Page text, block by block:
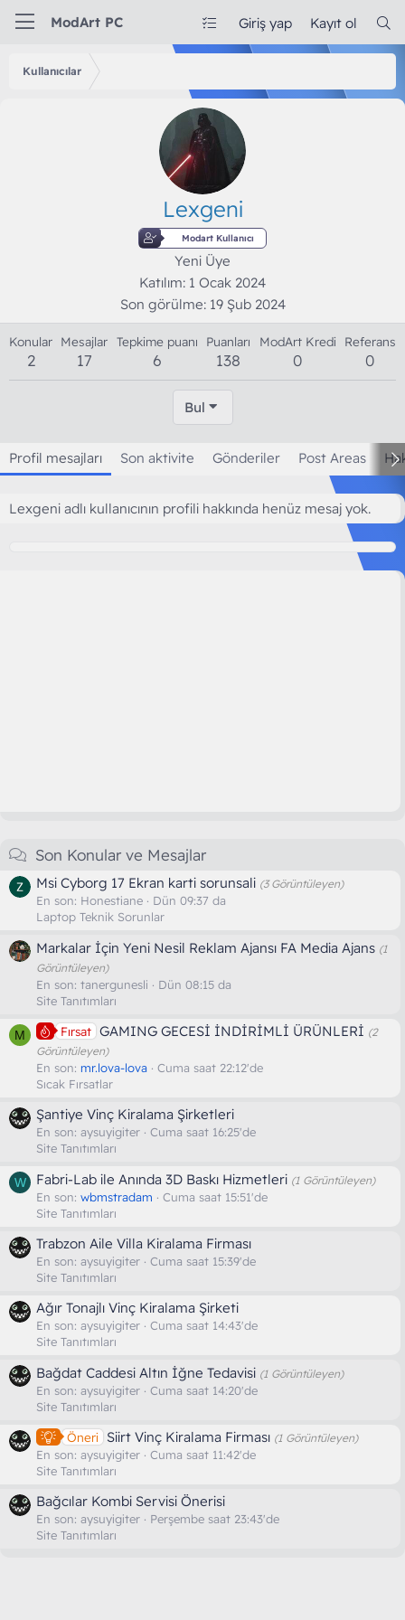
ModArt PC Giriş yap Kayıt ol
Kullanıcılar
Lexgeni
Modart Kullanıcı
Yeni Üye
Katılım 1 Ocak 2024
Son görülme 19 Şub 2024
Konular
2
Mesajlar
17
Tepkime puanı
6
Puanları
138
ModArt Kredi
0
Referans
0
Bul
Profil mesajları Son aktivite Gönderiler Post Areas
Lexgeni adlı kullanıcının profili hakkında henüz mesaj yok.
Son Konular ve Mesajlar
Msi Cyborg 17 Ekran karti sorunsali (3 Görüntüleyen)
En son: Honestiane
Dün 09:37 da
Laptop Teknik Sorunlar
Markalar İçin Yeni Nesil Reklam Ajansı FA Media Ajans (1
Görüntüleyen)
En son: tanergunesli
Dün 08:15 da
Site Tanıtımları
M Fırsat GAMING GECESİ İNDİRİMLİ ÜRÜNLERİ (2
Görüntüleyen)
En son: mr.lova-lova
Cuma saat 22:12'de
Sıcak Fırsatlar
Şantiye Vinç Kiralama Şirketleri
En son: aysuyigiter
Cuma saat 16:25'de
Site Tanıtımları
W Fabri-Lab ile Anında 3D Baskı Hizmetleri (1 Görüntüleyen)
En son: wbmstradam
Cuma saat 15:51'de
Site Tanıtımları
Trabzon Aile Villa Kiralama Firması
En son: aysuyigiter
Cuma saat 15:39'de
Site Tanıtımları
Ağır Tonajlı Vinç Kiralama Şirketi
En son: aysuyigiter
Cuma saat 14:43'de
Site Tanıtımları
Bağdat Caddesi Altın İğne Tedavisi (1 Görüntüleyen)
En son: aysuyigiter
Cuma saat 14:20'de
Site Tanıtımları
Öneri Siirt Vinç Kiralama Firması (1 Görüntüleyen)
En son: aysuyigiter
Cuma saat 11:42'de
Site Tanıtımları
Bağcılar Kombi Servisi Önerisi
En son: aysuyigiter
Perşembe saat 23:43'de
Site Tanıtımları